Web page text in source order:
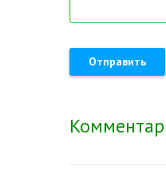
Отправить